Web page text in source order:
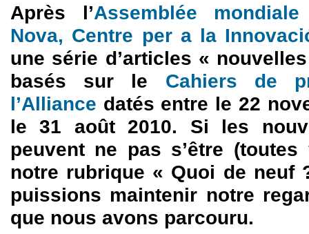
Après l’Assemblée
Nova, Centre per a la
une série d’articles «
basés sur le Cahiers de
l’Alliance datés entre le 22
le 31 août 2010. Si les
peuvent ne pas s’être
notre rubrique « Quoi de neuf
puissions maintenir notre
que nous avons parcouru.